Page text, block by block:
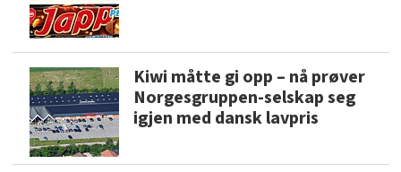
Kiwi måtte gi opp – nå prøver
Norgesgruppen-selskap seg
igjen med dansk lavpris